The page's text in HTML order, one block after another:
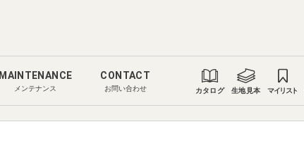
MAINTENANCE
メンテナンス
CONTACT
お問い合わせ カタログ 生地見本 マイリスト